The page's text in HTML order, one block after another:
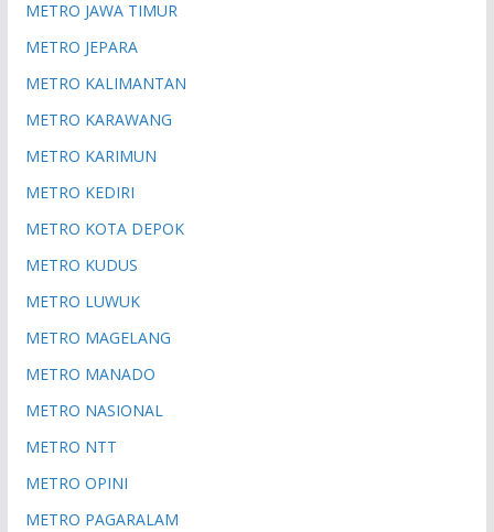
METRO JAWA TIMUR
METRO JEPARA
METRO KALIMANTAN
METRO KARAWANG
METRO KARIMUN
METRO KEDIRI
METRO KOTA DEPOK
METRO KUDUS
METRO LUWUK
METRO MAGELANG
METRO MANADO
METRO NASIONAL
METRO NTT
METRO OPINI
METRO PAGARALAM